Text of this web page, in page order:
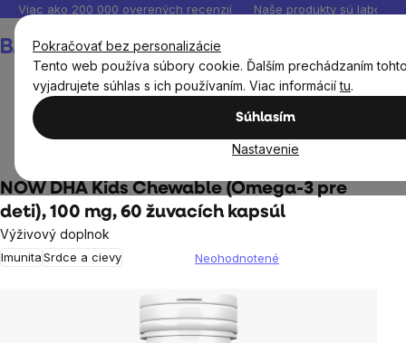
Pokračovať bez personalizácie
Tento web používa súbory cookie. Ďalším prechádzaním
vyjadrujete súhlas s ich používaním. Viac informáciítu.
Súhlasím
Nastavenie
Prejsť
obsah
Viac ako 200 000 overených recenzií Naše produkty sú
košík
NOW DHA Kids Chewable (Omega-3 pre
deti), 100 mg, 60 žuvacích kapsúl
Výživový doplnok
ImunitaSrdce a cievy
produktu
Neohodnotené